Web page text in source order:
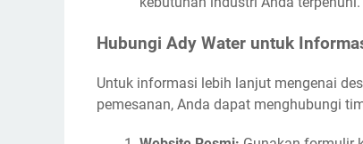
Hubungi Ady Water untuk
Untuk informasi lebih lanjut mengenai
pemesanan, Anda dapat menghubungi